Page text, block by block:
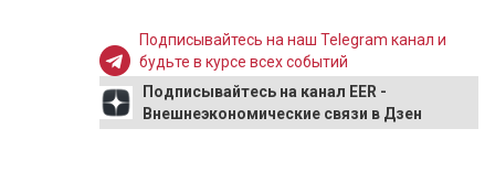
Подписывайтесь на наш Telegram канал и
будьте в курсе всех событий
Подписывайтесь на канал EER -
Внешнеэкономические связи в Дзен